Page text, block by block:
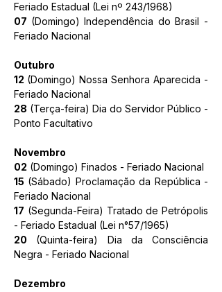
Feriado Estadual (Lei nº 243/1968)
07 (Domingo) Independência do Brasil -
Feriado Nacional
Outubro
12 (Domingo) Nossa Senhora Aparecida -
Feriado Nacional
28 (Terça-feira) Dia do Servidor Público -
Ponto Facultativo
Novembro
02 (Domingo) Finados - Feriado Nacional
15 (Sábado) Proclamação da República -
Feriado Nacional
17 (Segunda-Feira) Tratado de Petrópolis
- Feriado Estadual (Lei n°57/1965)
20 (Quinta-feira) Dia da Consciência
Negra - Feriado Nacional
Dezembro